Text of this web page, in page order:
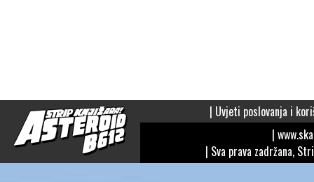
| Uvjeti poslovanja i
|
| Sva prava zadržana,